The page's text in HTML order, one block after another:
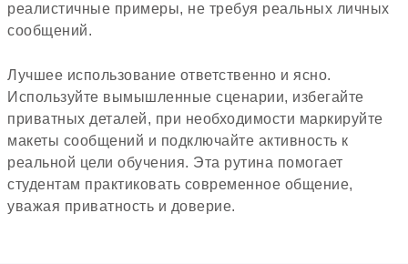
реалистичные примеры, не требуя реальных личных
сообщений.
Лучшее использование ответственно и ясно.
Используйте вымышленные сценарии, избегайте
приватных деталей, при необходимости маркируйте
макеты сообщений и подключайте активность к
реальной цели обучения. Эта рутина помогает
студентам практиковать современное общение,
уважая приватность и доверие.